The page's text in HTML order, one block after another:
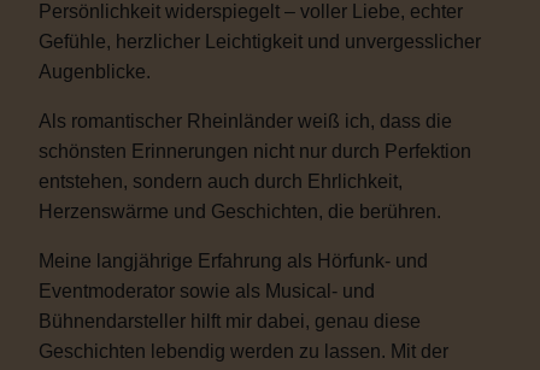
Persönlichkeit widerspiegelt – voller Liebe, echter
Gefühle, herzlicher Leichtigkeit und unvergesslicher
Augenblicke.
Als romantischer Rheinländer weiß ich, dass die
schönsten Erinnerungen nicht nur durch Perfektion
entstehen, sondern auch durch Ehrlichkeit,
Herzenswärme und Geschichten, die berühren.
Meine langjährige Erfahrung als Hörfunk- und
Eventmoderator sowie als Musical- und
Bühnendarsteller hilft mir dabei, genau diese
Geschichten lebendig werden zu lassen. Mit der